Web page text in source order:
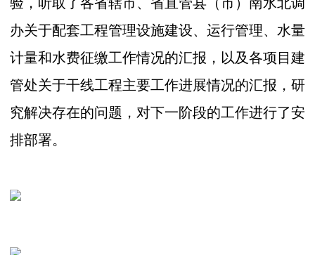
验，听取了各省辖市、省直管县（市）南水北调
办关于配套工程管理设施建设、运行管理、水量
计量和水费征缴工作情况的汇报，以及各项目建
管处关于干线工程主要工作进展情况的汇报，研
究解决存在的问题，对下一阶段的工作进行了安
排部署。